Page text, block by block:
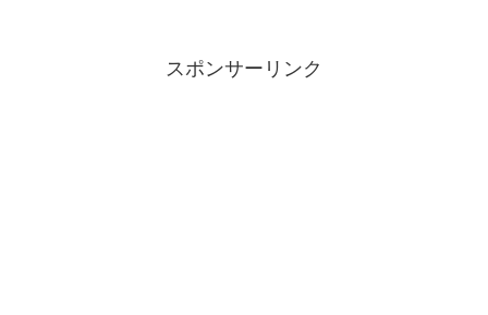
スポンサーリンク